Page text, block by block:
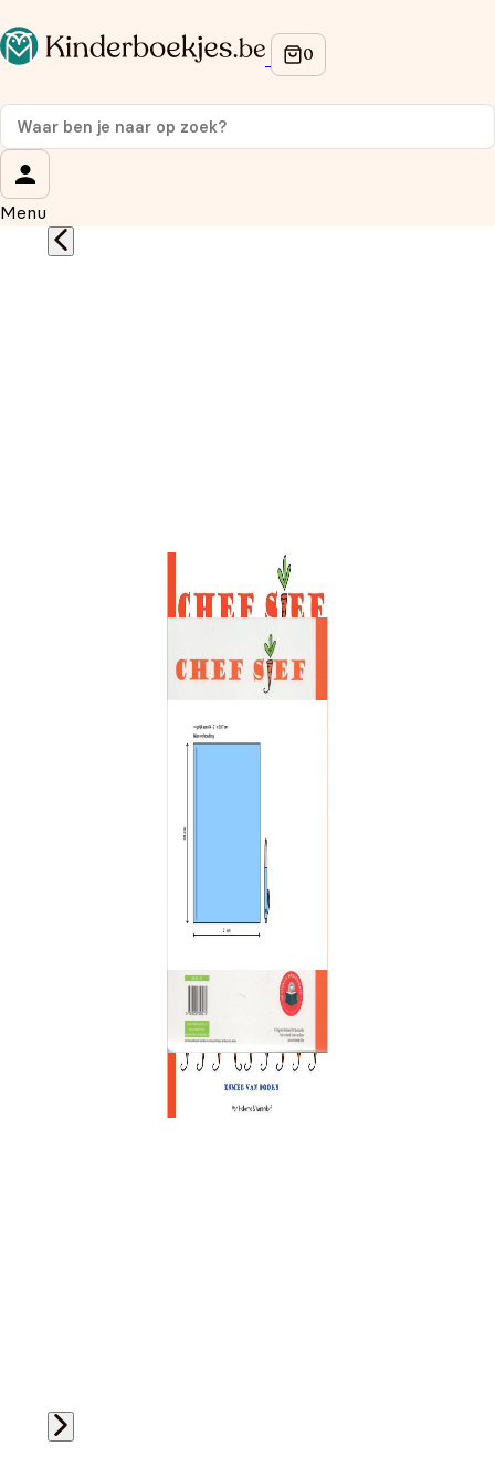
Menu
Op de hoogte blijven van onze acties?
Meld je aan voor onze nieuwsbrief en ontvang
korting
Wat is je voornaam?
Wat is je e-mailadres?